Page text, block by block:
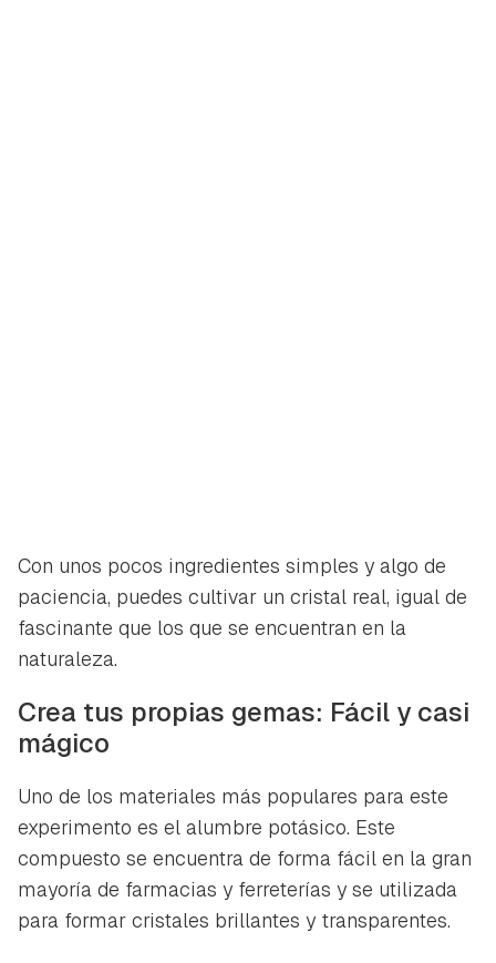
Con unos pocos ingredientes simples y algo de
paciencia, puedes cultivar un cristal real, igual de
fascinante que los que se encuentran en la
naturaleza.
Crea tus propias gemas: Fácil y casi
mágico
Uno de los materiales más populares para este
experimento es el alumbre potásico. Este
compuesto se encuentra de forma fácil en la gran
mayoría de farmacias y ferreterías y se utilizada
para formar cristales brillantes y transparentes.